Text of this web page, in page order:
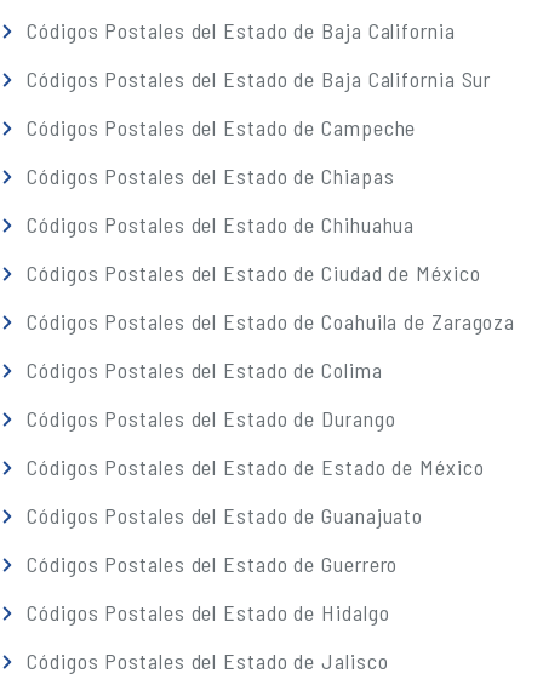
Códigos Postales del Estado de Baja California
Códigos Postales del Estado de Baja California Sur
Códigos Postales del Estado de Campeche
Códigos Postales del Estado de Chiapas
Códigos Postales del Estado de Chihuahua
Códigos Postales del Estado de Ciudad de México
Códigos Postales del Estado de Coahuila de Zaragoza
Códigos Postales del Estado de Colima
Códigos Postales del Estado de Durango
Códigos Postales del Estado de Estado de México
Códigos Postales del Estado de Guanajuato
Códigos Postales del Estado de Guerrero
Códigos Postales del Estado de Hidalgo
Códigos Postales del Estado de Jalisco